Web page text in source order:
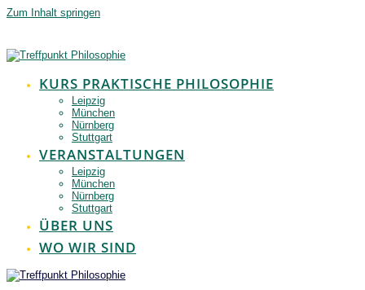
Zum Inhalt springen
KURS PRAKTISCHE PHILOSOPHIE
Leipzig
München
Nürnberg
Stuttgart
VERANSTALTUNGEN
Leipzig
München
Nürnberg
Stuttgart
ÜBER UNS
WO WIR SIND